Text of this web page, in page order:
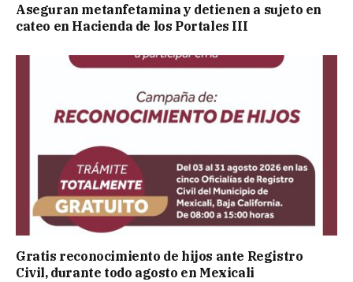
Aseguran metanfetamina y detienen a sujeto en
cateo en Hacienda de los Portales III
Gratis reconocimiento de hijos ante Registro
Civil, durante todo agosto en Mexicali